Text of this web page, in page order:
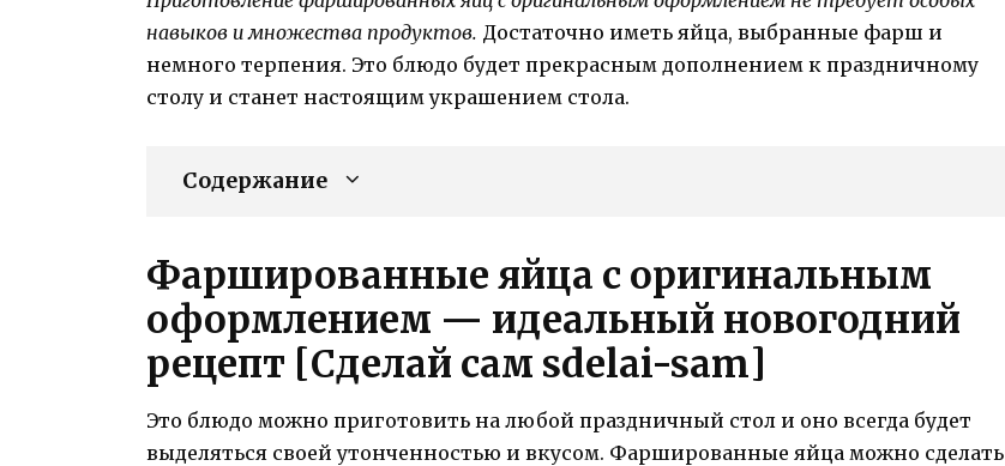
навыков и множества продуктов. Достаточно иметь яйца, выбранные фарш и
немного терпения. Это блюдо будет прекрасным дополнением к праздничному
столу и станет настоящим украшением стола.
Содержание
Фаршированные яйца с оригинальным
оформлением — идеальный новогодний
рецепт [Сделай сам sdelai-sam]
Это блюдо можно приготовить на любой праздничный стол и оно всегда будет
выделяться своей утонченностью и вкусом. Фаршированные яйца можно сделать